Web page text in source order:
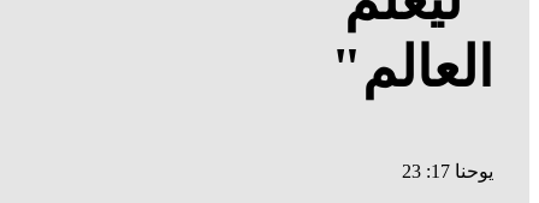
العالم"
يوحنا 17: 23